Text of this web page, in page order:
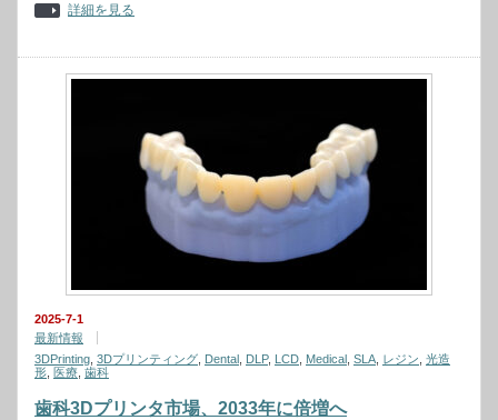
詳細を見る
2025-7-1
最新情報
3DPrinting 3Dプリンティング Dental DLP, LCD Medical SLA レジン 光造
形 医療 歯科
歯科3Dプリンタ市場、2033年に倍増へ